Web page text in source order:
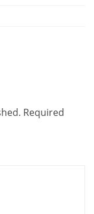
Required